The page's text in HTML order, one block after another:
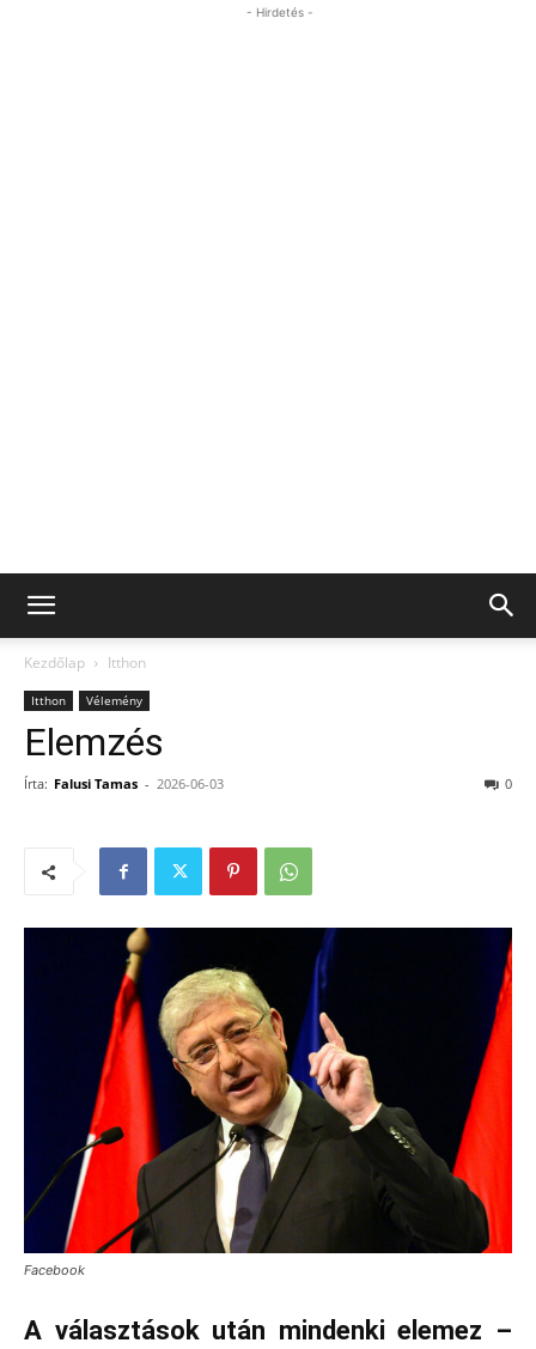
- Hirdetés -
Kezdőlap Itthon
Itthon Vélemény
Elemzés
Írta: Falusi Tamas - 2026-06-03 0
Facebook
A választások után mindenki elemez –